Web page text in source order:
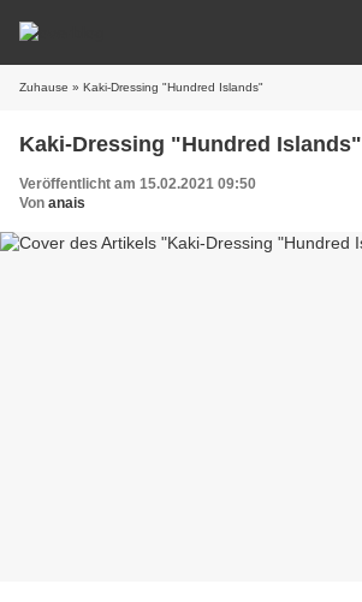
Zuhause » Kaki-Dressing "Hundred Islands"
Kaki-Dressing "Hundred Islands"
Veröffentlicht am 15.02.2021 09:50
Von anais